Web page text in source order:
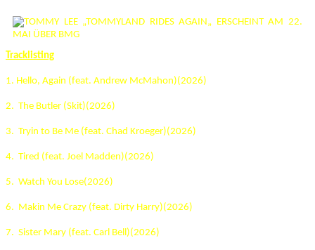
Tracklisting
1. Hello, Again (feat. Andrew McMahon)(2026)
2. The Butler (Skit)(2026)
3. Tryin to Be Me (feat. Chad Kroeger)(2026)
4. Tired (feat. Joel Madden)(2026)
5. Watch You Lose(2026)
6. Makin Me Crazy (feat. Dirty Harry)(2026)
7. Sister Mary (feat. Carl Bell)(2026)